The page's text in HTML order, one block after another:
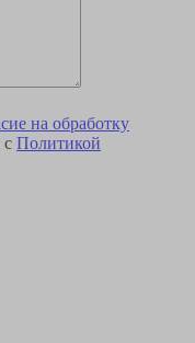
на обработку
с Политикой